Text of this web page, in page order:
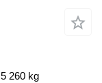
5 260 kg